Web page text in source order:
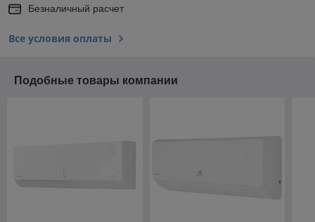
Безналичный расчет
Все условия оплаты
Подобные товары компании